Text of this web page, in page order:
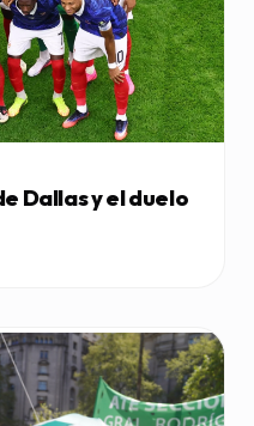
Dallas y el duelo